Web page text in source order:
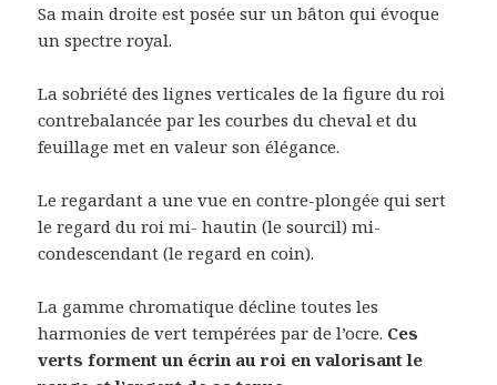
Sa main droite est posée sur un bâton qui évoque
un spectre royal.
La sobriété des lignes verticales de la figure du roi
contrebalancée par les courbes du cheval et du
feuillage met en valeur son élégance.
Le regardant a une vue en contre-plongée qui sert
le regard du roi mi- hautin (le sourcil) mi-
condescendant (le regard en coin).
La gamme chromatique décline toutes les
harmonies de vert tempérées par de l’ocre. Ces
verts forment un écrin au roi en valorisant le